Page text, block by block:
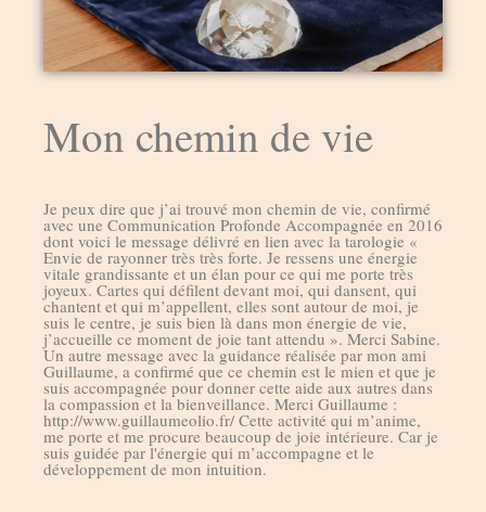
Mon chemin de vie
Je peux dire que j’ai trouvé mon chemin de vie, confirmé
avec une Communication Profonde Accompagnée en 2016
dont voici le message délivré en lien avec la tarologie «
Envie de rayonner très très forte. Je ressens une énergie
vitale grandissante et un élan pour ce qui me porte très
joyeux. Cartes qui défilent devant moi, qui dansent, qui
chantent et qui m’appellent, elles sont autour de moi, je
suis le centre, je suis bien là dans mon énergie de vie,
j’accueille ce moment de joie tant attendu ». Merci Sabine.
Un autre message avec la guidance réalisée par mon ami
Guillaume, a confirmé que ce chemin est le mien et que je
suis accompagnée pour donner cette aide aux autres dans
la compassion et la bienveillance. Merci Guillaume :
http://www.guillaumeolio.fr/ Cette activité qui m’anime,
me porte et me procure beaucoup de joie intérieure. Car je
suis guidée par l'énergie qui m’accompagne et le
développement de mon intuition.